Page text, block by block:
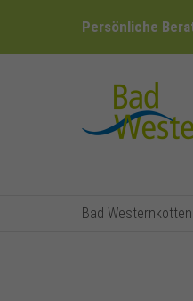
Persönliche
Bad Westernkotten